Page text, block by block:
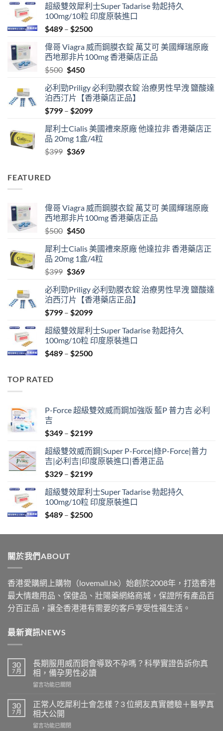
超級雙效犀利士Super Tadarise 勃起持久
100mg/10粒 印度原裝進口
$489 – $2500Price
$489
through
偉哥 Viagra 威而鋼膜衣錠 萬艾可 美國輝瑞原廠
西地那非片100mg 香港藥店正品
$500 Original
was:
$500.
$450Current
is:
$450.
必利勁Priligy 必利勁膜衣錠 治療男性早洩 鹽酸達
泊西汀片【香港藥店正品】
$799 – $2099Price
$799
through
犀利士Cialis 美國禮來原廠 他達拉非 香港藥店正
品 20mg 1盒/4粒
$399 Original
$369Current
FEATURED
偉哥 Viagra 威而鋼膜衣錠 萬艾可 美國輝瑞原廠
西地那非片100mg 香港藥店正品
$500 Original
was:
$500.
$450Current
is:
$450.
犀利士Cialis 美國禮來原廠 他達拉非 香港藥店正
品 20mg 1盒/4粒
$399 Original
was:
$399.
$369Current
is:
$369.
必利勁Priligy 必利勁膜衣錠 治療男性早洩 鹽酸達
泊西汀片【香港藥店正品】
$799 – $2099Price
$799
through
$2099
超級雙效犀利士Super Tadarise 勃起持久
100mg/10粒 印度原裝進口
$489 – $2500Price
TOP RATED
P-Force 超級雙效威而鋼加強版 藍P 普力吉 必利
吉
$349 – $2199Price
$349
through
$2199
超級雙效威而鋼|Super P-Force|綠P-Force|普力
吉|必利吉|印度原裝進口|香港正品
$329 – $2199Price
$329
through
$2199
超級雙效犀利士Super Tadarise 勃起持久
100mg/10粒 印度原裝進口
$489 – $2500Price
$489
關於我們ABOUT
香港愛購網上購物（lovemall.hk）始創於2008年，打造香港
最大情趣用品、保健品、壯陽藥網絡商城，保證所有產品百
分百正品，讓全香港港有需要的客戶享受性福生活。
最新資訊NEWS
30
7 月
長期服用威而鋼會導致不孕嗎？科學實證告訴你真
相，備孕男性必讀
在
期
服
用
威
留言功能已關閉
30
7 月
正常人吃犀利士會怎樣？3 位網友真實體驗＋醫學真
相大公開
在
留言功能已關閉